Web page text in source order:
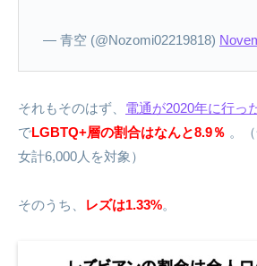
— 青空 (@Nozomi02219818)
それもそのはず、 電通が2020年に行っ
でLGBTQ+層の割合はなんと8.9％ 。
女計6,000人を対象）
そのうち、 レズは1.33%。